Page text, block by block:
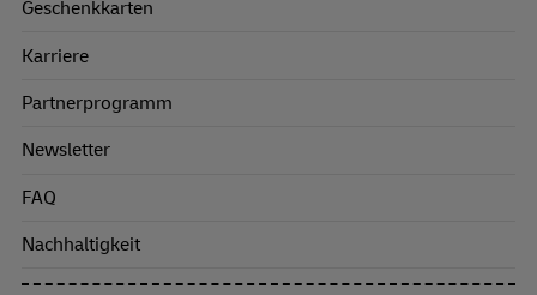
Geschenkkarten
Karriere
Partnerprogramm
Newsletter
FAQ
Nachhaltigkeit